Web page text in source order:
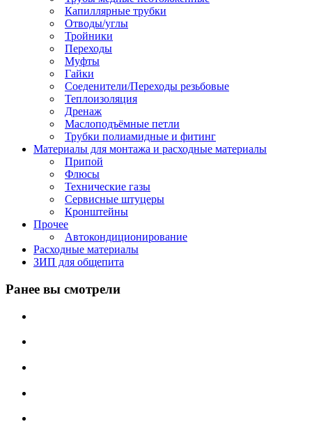
Капиллярные трубки
Отводы/углы
Тройники
Переходы
Муфты
Гайки
Соеденители/Переходы резьбовые
Теплоизоляция
Дренаж
Маслоподъёмные петли
Трубки полиамидные и фитинг
Материалы для монтажа и расходные материалы
Припой
Флюсы
Технические газы
Сервисные штуцеры
Кронштейны
Прочее
Автокондиционирование
Расходные материалы
ЗИП для общепита
Ранее вы смотрели